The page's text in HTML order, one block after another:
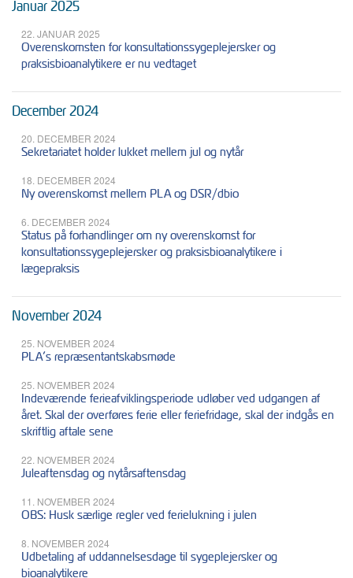
Januar 2025
22. JANUAR 2025
Overenskomsten for konsultationssygeplejersker og
praksisbioanalytikere er nu vedtaget
December 2024
20. DECEMBER 2024
Sekretariatet holder lukket mellem jul og nytår
18. DECEMBER 2024
Ny overenskomst mellem PLA og DSR/dbio
6. DECEMBER 2024
Status på forhandlinger om ny overenskomst for
konsultationssygeplejersker og praksisbioanalytikere i
lægepraksis
November 2024
25. NOVEMBER 2024
PLA’s repræsentantskabsmøde
25. NOVEMBER 2024
Indeværende ferieafviklingsperiode udløber ved udgangen af
året. Skal der overføres ferie eller feriefridage, skal der indgås en
skriftlig aftale sene
22. NOVEMBER 2024
Juleaftensdag og nytårsaftensdag
11. NOVEMBER 2024
OBS: Husk særlige regler ved ferielukning i julen
8. NOVEMBER 2024
Udbetaling af uddannelsesdage til sygeplejersker og
bioanalytikere